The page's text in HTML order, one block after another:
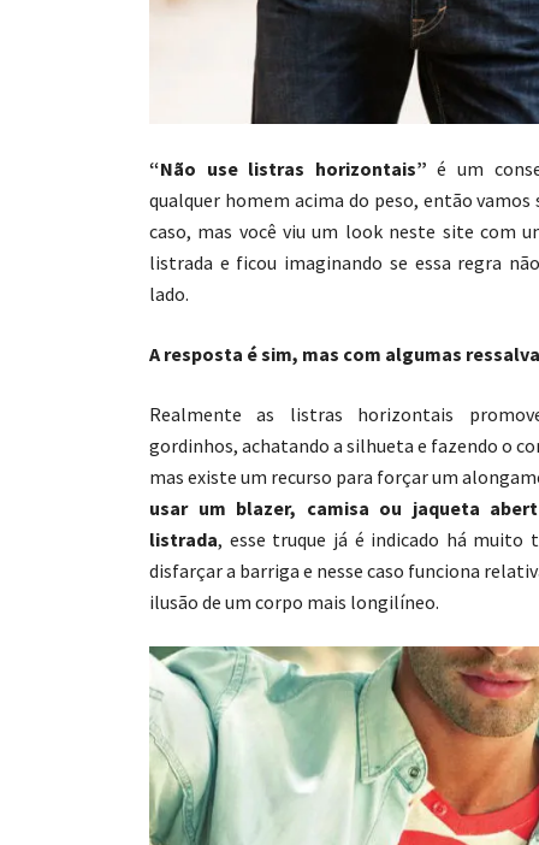
“Não use listras horizontais” é um
qualquer homem acima do peso, então vamos
caso, mas você viu um look neste site com
listrada e ficou imaginando se essa regra
lado.
A resposta é sim, mas com algumas
Realmente as listras horizontais
gordinhos, achatando a silhueta e fazendo o
mas existe um recurso para forçar um
usar um blazer, camisa ou jaqueta
listrada, esse truque já é indicado há muito
disfarçar a barriga e nesse caso funciona
ilusão de um corpo mais longilíneo.